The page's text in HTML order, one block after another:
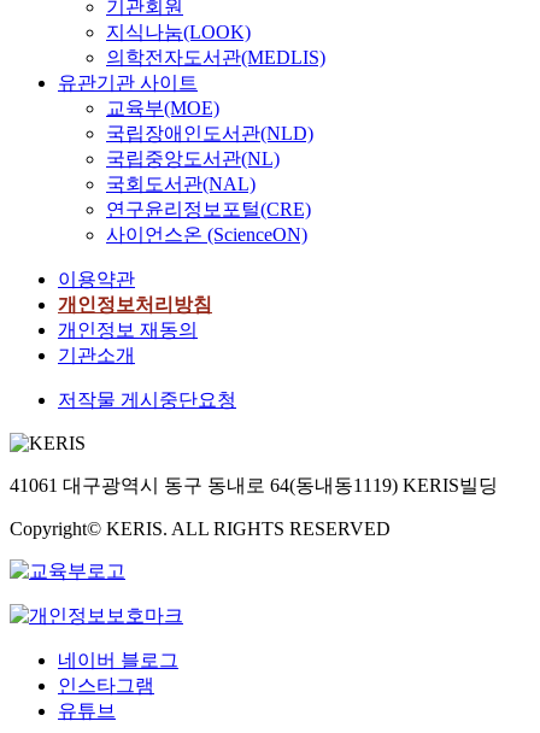
기관회원
지식나눔(LOOK)
의학전자도서관(MEDLIS)
유관기관 사이트
교육부(MOE)
국립장애인도서관(NLD)
국립중앙도서관(NL)
국회도서관(NAL)
연구윤리정보포털(CRE)
사이언스온 (ScienceON)
이용약관
개인정보처리방침
개인정보 재동의
기관소개
저작물 게시중단요청
41061 대구광역시 동구 동내로 64(동내동1119) KERIS빌딩
Copyright© KERIS. ALL RIGHTS RESERVED
네이버 블로그
인스타그램
유튜브